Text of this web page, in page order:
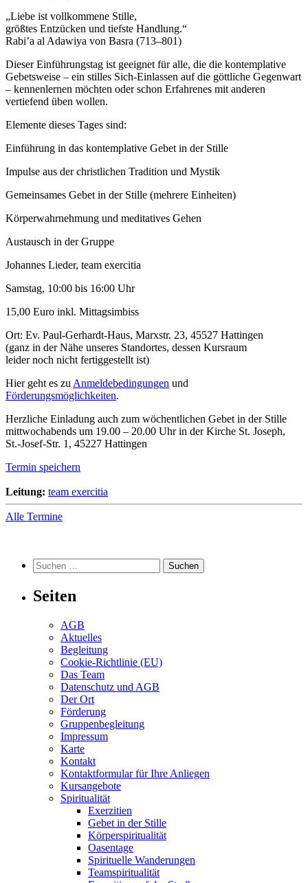
„Liebe ist vollkommene Stille,
größtes Entzücken und tiefste Handlung.“
Rabi’a al Adawiya von Basra (713–801)
Dieser Einführungstag ist geeignet für alle, die die kontemplative
Gebetsweise – ein stilles Sich-Einlassen auf die göttliche Gegenwart
– kennenlernen möchten oder schon Erfahrenes mit anderen
vertiefend üben wollen.
Elemente dieses Tages sind:
Einführung in das kontemplative Gebet in der Stille
Impulse aus der christlichen Tradition und Mystik
Gemeinsames Gebet in der Stille (mehrere Einheiten)
Körperwahrnehmung und meditatives Gehen
Austausch in der Gruppe
Johannes Lieder, team exercitia
Samstag, 10:00 bis 16:00 Uhr
15,00 Euro inkl. Mittagsimbiss
Ort: Ev. Paul-Gerhardt-Haus, Marxstr. 23, 45527 Hattingen
(ganz in der Nähe unseres Standortes, dessen Kursraum
leider noch nicht fertiggestellt ist)
Hier geht es zu Anmeldebedingungen und
Förderungsmöglichkeiten.
Herzliche Einladung auch zum wöchentlichen Gebet in der Stille
mittwochabends um 19.00 – 20.00 Uhr in der Kirche St. Joseph,
St.-Josef-Str. 1, 45227 Hattingen
Termin speichern
Leitung: team exercitia
Alle Termine
Suchen
nach:
Seiten
AGB
Aktuelles
Begleitung
Cookie-Richtlinie (EU)
Das Team
Datenschutz und AGB
Der Ort
Förderung
Gruppenbegleitung
Impressum
Karte
Kontakt
Kontaktformular für Ihre Anliegen
Kursangebote
Spiritualität
Exerzitien
Gebet in der Stille
Körperspiritualität
Oasentage
Spirituelle Wanderungen
Teamspiritualität